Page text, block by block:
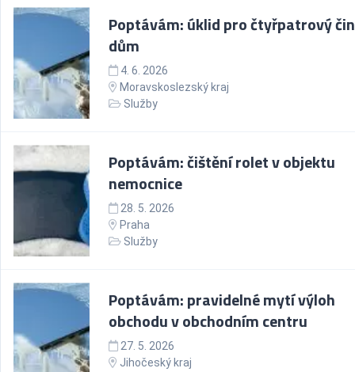
Poptávám: úklid pro čtyřpatrový
dům
4. 6. 2026
Moravskoslezský kraj
Služby
Poptávám: čištění rolet v objektu
nemocnice
28. 5. 2026
Praha
Služby
Poptávám: pravidelné mytí výloh
obchodu v obchodním centru
27. 5. 2026
Jihočeský kraj